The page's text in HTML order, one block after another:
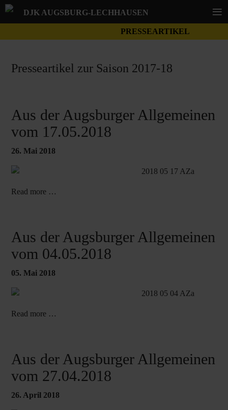
PRESSEARTIKEL
Presseartikel zur Saison 2017-18
Aus der Augsburger Allgemeinen
vom 17.05.2018
26. Mai 2018
Read more …
Aus der Augsburger Allgemeinen
vom 04.05.2018
05. Mai 2018
Read more …
Aus der Augsburger Allgemeinen
vom 27.04.2018
26. April 2018
DJK AUGSBURG-LECHHAUSEN ≡